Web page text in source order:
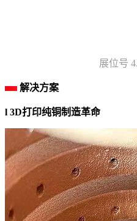
展位号
解决方案
l 3D打印纯铜制造革命